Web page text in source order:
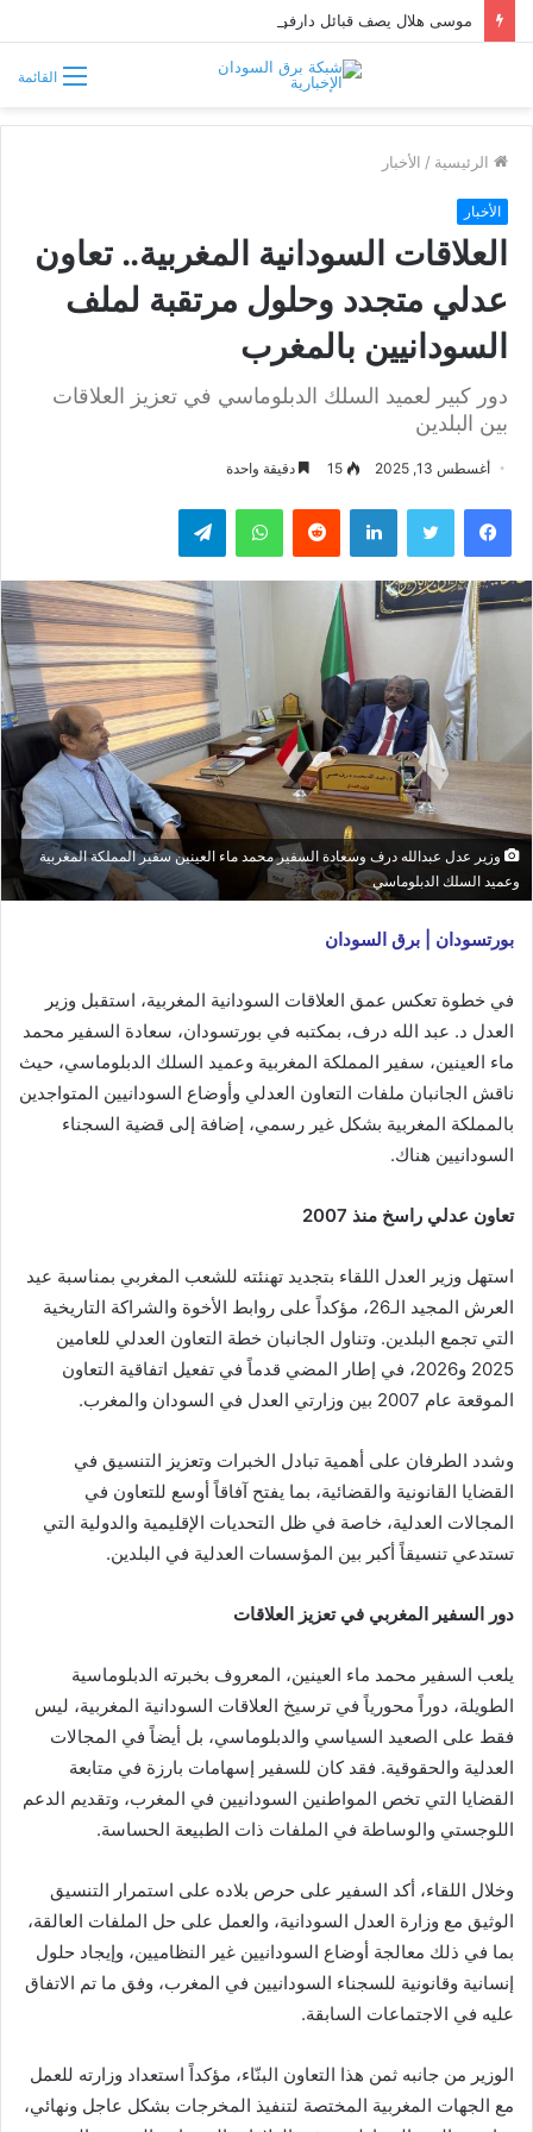
القائمة
الرئيسية / الأخبار
الأخبار
العلاقات السودانية المغربية.. تعاون
عدلي متجدد وحلول مرتقبة لملف
السودانيين بالمغرب
دور كبير لعميد السلك الدبلوماسي في تعزيز العلاقات
بين البلدين
أغسطس 13, 2025 15 دقيقة واحدة
فيسبوك تويتر لينكدإن واتساب تيلقرام
وزير عدل عبدالله درف وسعادة السفير محمد ماء العينين سفير المملكة المغربية
وعميد السلك الدبلوماسي
بورتسودان | برق السودان
في خطوة تعكس عمق العلاقات السودانية المغربية، استقبل وزير
العدل د. عبد الله درف، بمكتبه في بورتسودان، سعادة السفير محمد
ماء العينين، سفير المملكة المغربية وعميد السلك الدبلوماسي، حيث
ناقش الجانبان ملفات التعاون العدلي وأوضاع السودانيين المتواجدين
بالمملكة المغربية بشكل غير رسمي، إضافة إلى قضية السجناء
السودانيين هناك.
تعاون عدلي راسخ منذ 2007
استهل وزير العدل اللقاء بتجديد تهنئته للشعب المغربي بمناسبة عيد
العرش المجيد الـ26، مؤكداً على روابط الأخوة والشراكة التاريخية
التي تجمع البلدين. وتناول الجانبان خطة التعاون العدلي للعامين
2025 و2026، في إطار المضي قدماً في تفعيل اتفاقية التعاون
الموقعة عام 2007 بين وزارتي العدل في السودان والمغرب.
وشدد الطرفان على أهمية تبادل الخبرات وتعزيز التنسيق في
القضايا القانونية والقضائية، بما يفتح آفاقاً أوسع للتعاون في
المجالات العدلية، خاصة في ظل التحديات الإقليمية والدولية التي
تستدعي تنسيقاً أكبر بين المؤسسات العدلية في البلدين.
دور السفير المغربي في تعزيز العلاقات
يلعب السفير محمد ماء العينين، المعروف بخبرته الدبلوماسية
الطويلة، دوراً محورياً في ترسيخ العلاقات السودانية المغربية، ليس
فقط على الصعيد السياسي والدبلوماسي، بل أيضاً في المجالات
العدلية والحقوقية. فقد كان للسفير إسهامات بارزة في متابعة
القضايا التي تخص المواطنين السودانيين في المغرب، وتقديم الدعم
اللوجستي والوساطة في الملفات ذات الطبيعة الحساسة.
وخلال اللقاء، أكد السفير على حرص بلاده على استمرار التنسيق
الوثيق مع وزارة العدل السودانية، والعمل على حل الملفات العالقة،
بما في ذلك معالجة أوضاع السودانيين غير النظاميين، وإيجاد حلول
إنسانية وقانونية للسجناء السودانيين في المغرب، وفق ما تم الاتفاق
عليه في الاجتماعات السابقة.
الوزير من جانبه ثمن هذا التعاون البنّاء، مؤكداً استعداد وزارته للعمل
مع الجهات المغربية المختصة لتنفيذ المخرجات بشكل عاجل ونهائي،